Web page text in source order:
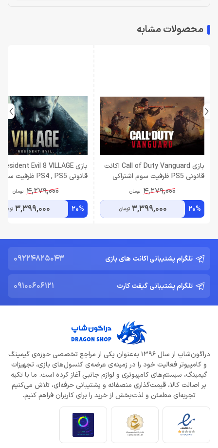
محصولات مشابه
بازی Call of Duty Vanguard اکانت
قانونی PS5 ظرفیت سوم اشتراکی
4,279,000 تومان
20%
3,399,000 تومان
قانونی PS4 , PS5 ظرفیت سوم
4,279,000 تومان
20%
3,399,000 تومان
تلگرام پشتیبانی اکانت های بازی 09224825043
تلگرام پشتیبانی گیفت کارت 09100606121
دراگون‌شاپ از سال 1396 به‌عنوان یکی از مراجع تخصصی حوزه‌ی گیمینگ
و کامپیوتر فعالیت خود را در زمینه‌ی عرضه‌ی کنسول‌های بازی، تجهیزات
گیمینگ، سیستم‌های کامپیوتری و لوازم جانبی آغاز کرده است. ما با تکیه
بر اصالت کالا، قیمت‌گذاری منصفانه و پشتیبانی حرفه‌ای، تلاش می‌کنیم
تجربه‌ای مطمئن و لذت‌بخش از خرید را برای کاربران فراهم کنیم.